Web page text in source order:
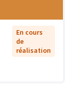
En cours
de
réalisation